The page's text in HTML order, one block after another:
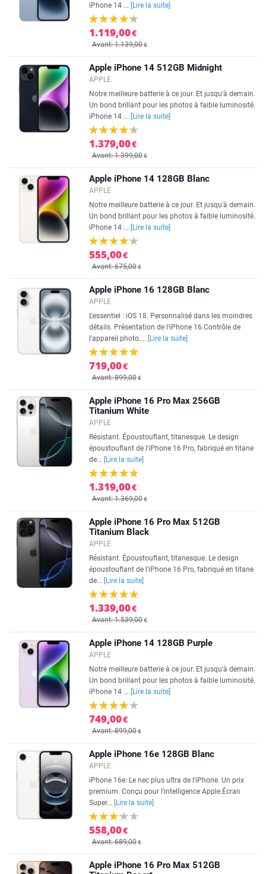
iPhone 14 ... [Lire la suite]
1.119,00€
Avant: 1.139,00€
Apple iPhone 14 512GB Midnight
APPLE
Notre meilleure batterie à ce jour. Et jusqu'à demain.
Un bond brillant pour les photos à faible luminosité.
iPhone 14 ...
[Lire la suite]
1.379,00€
Avant: 1.399,00€
Apple iPhone 14 128GB Blanc
APPLE
Notre meilleure batterie à ce jour. Et jusqu'à demain.
Un bond brillant pour les photos à faible luminosité.
iPhone 14 ...
[Lire la suite]
555,00€
Avant: 675,00€
Apple iPhone 16 128GB Blanc
APPLE
L'essentiel : iOS 18. Personnalisé dans les moindres
détails. Présentation de l'iPhone 16.Contrôle de
l'appareil photo....
[Lire la suite]
719,00€
Avant: 899,00€
Apple iPhone 16 Pro Max 256GB
Titanium White
APPLE
Résistant. Époustouflant, titanesque. Le design
époustouflant de l'iPhone 16 Pro, fabriqué en titane
de...
[Lire la suite]
1.319,00€
Avant: 1.369,00€
Apple iPhone 16 Pro Max 512GB
Titanium Black
APPLE
Résistant. Époustouflant, titanesque. Le design
époustouflant de l'iPhone 16 Pro, fabriqué en titane
de...
[Lire la suite]
1.339,00€
Avant: 1.539,00€
Apple iPhone 14 128GB Purple
APPLE
Notre meilleure batterie à ce jour. Et jusqu'à demain.
Un bond brillant pour les photos à faible luminosité.
iPhone 14 ...
[Lire la suite]
749,00€
Avant: 899,00€
Apple iPhone 16e 128GB Blanc
APPLE
iPhone 16e: Le nec plus ultra de l'iPhone. Un prix
premium. Conçu pour l'intelligence Apple.Écran
Super...
[Lire la suite]
558,00€
Avant: 689,00€
Apple iPhone 16 Pro Max 512GB